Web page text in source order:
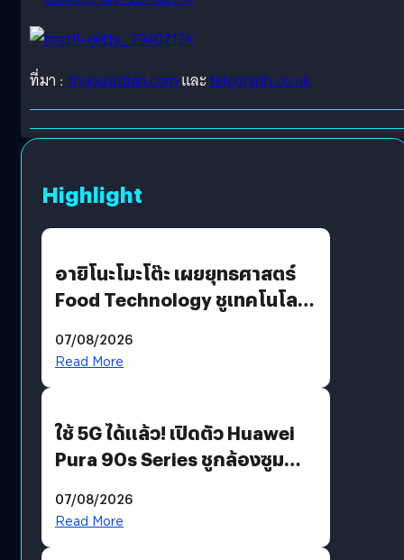
ที่มา : theguardian.comและtelegraph.co.uk
Highlight
อายิโนะโมะโต๊ะ เผยยุทธศาสตร์
Food Technology ชูเทคโนโลยี
บริโภคและ B2B
07/08/2026
Read More
ใช้ 5G ได้แล้ว! เปิดตัว Huawei
Pura 90s Series ชูกล้องซูม
07/08/2026
Read More